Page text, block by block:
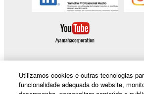
Products & Solutions
Utilizamos cookies e outras tecnologias
funcionalidade adequada do website,